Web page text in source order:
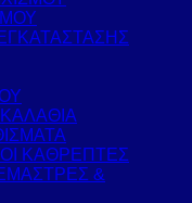
ΚΑΘΡΕΠΤΕΣ
&